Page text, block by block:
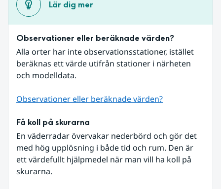
Lär dig mer
Observationer eller beräknade värden?
Alla orter har inte observationsstationer, istället
beräknas ett värde utifrån stationer i närheten
och modelldata.
Observationer eller beräknade värden?
Få koll på skurarna
En väderradar övervakar nederbörd och gör det
med hög upplösning i både tid och rum. Den är
ett värdefullt hjälpmedel när man vill ha koll på
skurarna.